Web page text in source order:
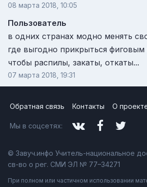
08 марта 2018, 10:05
Пользователь
в одних странах модно менять
где выгодно прикрыться
чтобы распилы, закаты, откаты...
07 марта 2018, 19:31
Обратная связь Контакты О
Мы в соцсетях:
© Завуч.инфо Учитель-национальное
св-во о рег. СМИ ЭЛ № 77–34271
При полном или частичном использовании